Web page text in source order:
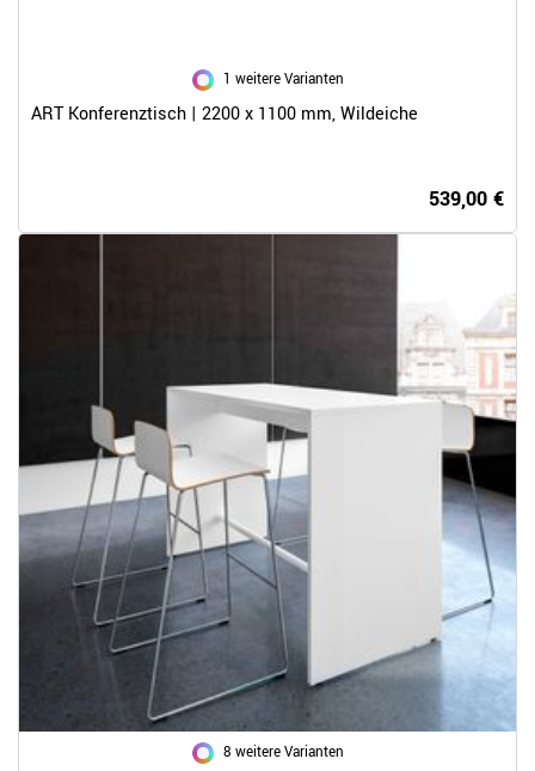
1 weitere Varianten
ART Konferenztisch | 2200 x 1100 mm, Wildeiche
539,00 €
8 weitere Varianten